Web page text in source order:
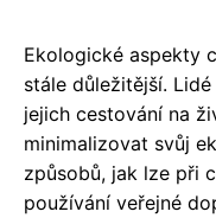
Ekologické aspekty
stále důležitější.
jejich cestování na
minimalizovat svůj
způsobů, jak lze při
používání veřejné